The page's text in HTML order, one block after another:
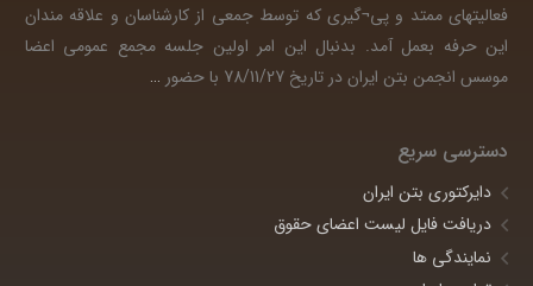
فعالیتهای ممتد و پی¬گیری که توسط جمعی از کارشناسان و علاقه مندان
این حرفه بعمل آمد. بدنبال این امر اولین جلسه مجمع عمومی اعضا
موسس انجمن بتن ایران در تاریخ 78/11/27 با حضور
…
دسترسی سریع
دایرکتوری بتن ایران
دریافت فایل لیست اعضای حقوق
نمایندگی ها